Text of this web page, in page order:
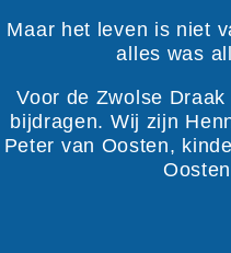
Maar het leven is niet
alles was
Voor de Zwolse
bijdragen. Wij zijn
Peter van Oosten,